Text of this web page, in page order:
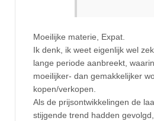
Moeilijke materie, Expat.
Ik denk, ik weet eigenlijk wel
lange periode aanbreekt,
moeilijker- dan gemakkelijker
kopen/verkopen.
Als de prijsontwikkelingen de
stijgende trend hadden